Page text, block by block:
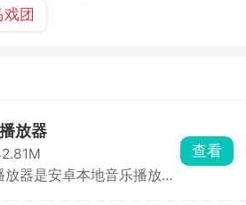
团
放器
放器是安卓本地音乐播放
查看